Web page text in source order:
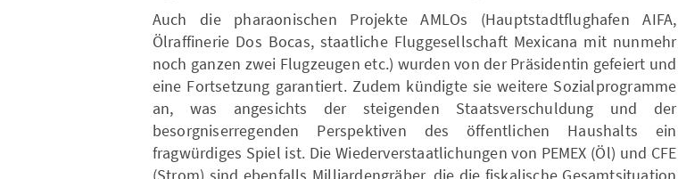
Auch die pharaonischen Projekte AMLOs (Hauptstadtflughafen AIFA,
Ölraffinerie Dos Bocas, staatliche Fluggesellschaft Mexicana mit nunmehr
noch ganzen zwei Flugzeugen etc.) wurden von der Präsidentin gefeiert und
eine Fortsetzung garantiert. Zudem kündigte sie weitere Sozialprogramme
an, was angesichts der steigenden Staatsverschuldung und der
besorgniserregenden Perspektiven des öffentlichen Haushalts ein
fragwürdiges Spiel ist. Die Wiederverstaatlichungen von PEMEX (Öl) und CFE